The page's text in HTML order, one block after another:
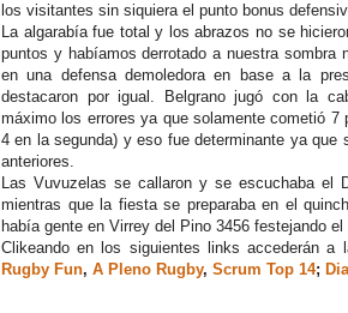
los visitantes sin siquiera el punto bonus
La algarabía fue total y los abrazos no se
puntos y habíamos derrotado a nuestra sombra
en una defensa demoledora en base a la
destacaron por igual. Belgrano jugó con la
máximo los errores ya que solamente cometió
4 en la segunda) y eso fue determinante ya que
anteriores.
Las Vuvuzelas se callaron y se escuchaba el
mientras que la fiesta se preparaba en el
había gente en Virrey del Pino 3456 festejando el
Clikeando en los siguientes links accederán a
Rugby Fun, A Pleno Rugby, Scrum Top 14;